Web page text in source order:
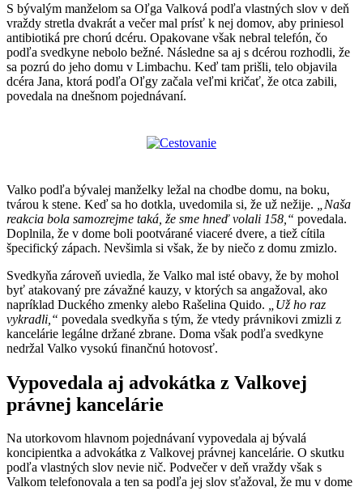
S bývalým manželom sa Oľga Valková podľa vlastných slov v deň
vraždy stretla dvakrát a večer mal prísť k nej domov, aby priniesol
antibiotiká pre chorú dcéru. Opakovane však nebral telefón, čo
podľa svedkyne nebolo bežné. Následne sa aj s dcérou rozhodli, že
sa pozrú do jeho domu v Limbachu. Keď tam prišli, telo objavila
dcéra Jana, ktorá podľa Oľgy začala veľmi kričať, že otca zabili,
povedala na dnešnom pojednávaní.
Valko podľa bývalej manželky ležal na chodbe domu, na boku,
tvárou k stene. Keď sa ho dotkla, uvedomila si, že už nežije.
„Naša
reakcia bola samozrejme taká, že sme hneď volali 158,“ povedala.
Doplnila, že v dome boli pootvárané viaceré dvere, a tiež cítila
špecifický zápach. Nevšimla si však, že by niečo z domu zmizlo.
Svedkyňa zároveň uviedla, že Valko mal isté obavy, že by mohol
byť atakovaný pre závažné kauzy, v ktorých sa angažoval, ako
napríklad Duckého zmenky alebo Rašelina Quido.
„Už ho raz
vykradli,“ povedala svedkyňa s tým, že vtedy právnikovi zmizli z
kancelárie legálne držané zbrane. Doma však podľa svedkyne
nedržal Valko vysokú finančnú hotovosť.
Vypovedala aj advokátka z Valkovej
právnej kancelárie
Na utorkovom hlavnom pojednávaní vypovedala aj bývalá
koncipientka a advokátka z Valkovej právnej kancelárie. O skutku
podľa vlastných slov nevie nič. Podvečer v deň vraždy však s
Valkom telefonovala a ten sa podľa jej slov sťažoval, že mu v dome